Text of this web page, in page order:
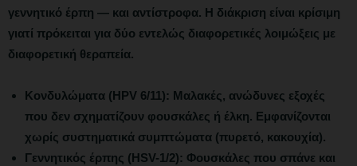
γεννητικό έρπη — και αντίστροφα. Η διάκριση είναι κρίσιμη
γιατί πρόκειται για δύο εντελώς διαφορετικές λοιμώξεις με
διαφορετική θεραπεία.
Κονδυλώματα (HPV 6/11): Μαλακές, ανώδυνες εξοχές
που δεν σχηματίζουν φουσκάλες ή έλκη. Εμφανίζονται
χωρίς συστηματικά συμπτώματα (πυρετό, κακουχία).
Γεννητικός έρπης (HSV-1/2): Φουσκάλες που σπάνε και